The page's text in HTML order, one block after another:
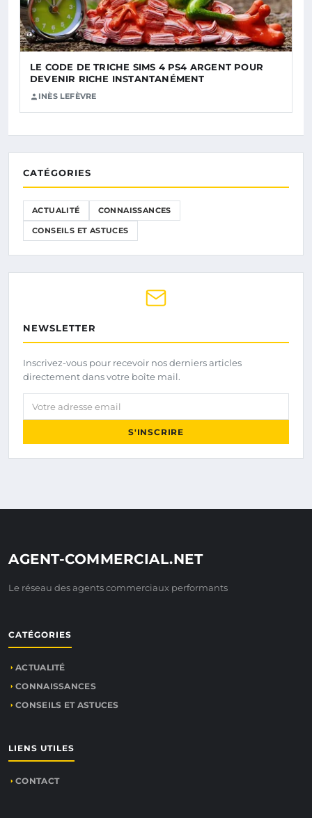
LE CODE DE TRICHE SIMS 4 PS4 ARGENT POUR
DEVENIR RICHE INSTANTANÉMENT
INÈS LEFÈVRE
CATÉGORIES
ACTUALITÉ CONNAISSANCES
CONSEILS ET ASTUCES
NEWSLETTER
Inscrivez-vous pour recevoir nos derniers articles
directement dans votre boîte mail.
Votre adresse email
S'INSCRIRE
AGENT-COMMERCIAL.NET
Le réseau des agents commerciaux performants
CATÉGORIES
ACTUALITÉ
CONNAISSANCES
CONSEILS ET ASTUCES
LIENS UTILES
CONTACT